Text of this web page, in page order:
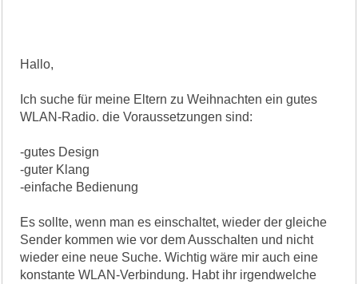
Hallo,
Ich suche für meine Eltern zu Weihnachten ein gutes
WLAN-Radio. die Voraussetzungen sind:
-gutes Design
-guter Klang
-einfache Bedienung
Es sollte, wenn man es einschaltet, wieder der gleiche
Sender kommen wie vor dem Ausschalten und nicht
wieder eine neue Suche. Wichtig wäre mir auch eine
konstante WLAN-Verbindung. Habt ihr irgendwelche